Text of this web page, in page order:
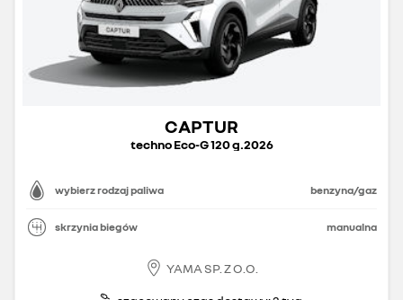
CAPTUR
techno Eco-G 120 g.2026
wybierz rodzaj paliwa benzyna/gaz
skrzynia biegów manualna
YAMA SP. Z O.O.